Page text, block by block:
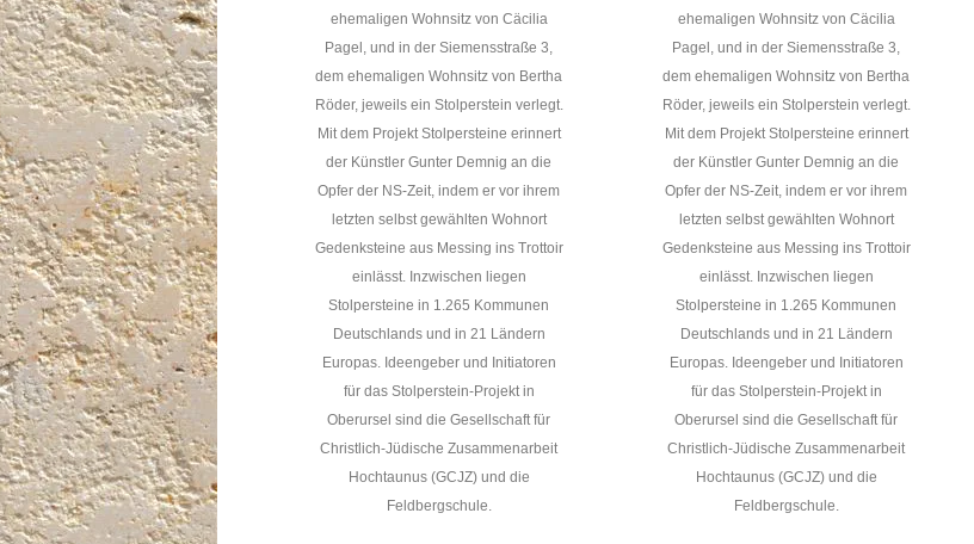
ehemaligen Wohnsitz von Cäcilia
Pagel, und in der Siemensstraße 3,
dem ehemaligen Wohnsitz von Bertha
Röder, jeweils ein Stolperstein verlegt.
Mit dem Projekt Stolpersteine erinnert
der Künstler Gunter Demnig an die
Opfer der NS-Zeit, indem er vor ihrem
letzten selbst gewählten Wohnort
Gedenksteine aus Messing ins Trottoir
einlässt. Inzwischen liegen
Stolpersteine in 1.265 Kommunen
Deutschlands und in 21 Ländern
Europas. Ideengeber und Initiatoren
für das Stolperstein-Projekt in
Oberursel sind die Gesellschaft für
Christlich-Jüdische Zusammenarbeit
Hochtaunus (GCJZ) und die
Feldbergschule.
ehemaligen Wohnsitz von Cäcilia
Pagel, und in der Siemensstraße 3,
dem ehemaligen Wohnsitz von Bertha
Röder, jeweils ein Stolperstein verlegt.
Mit dem Projekt Stolpersteine erinnert
der Künstler Gunter Demnig an die
Opfer der NS-Zeit, indem er vor ihrem
letzten selbst gewählten Wohnort
Gedenksteine aus Messing ins Trottoir
einlässt. Inzwischen liegen
Stolpersteine in 1.265 Kommunen
Deutschlands und in 21 Ländern
Europas. Ideengeber und Initiatoren
für das Stolperstein-Projekt in
Oberursel sind die Gesellschaft für
Christlich-Jüdische Zusammenarbeit
Hochtaunus (GCJZ) und die
Feldbergschule.